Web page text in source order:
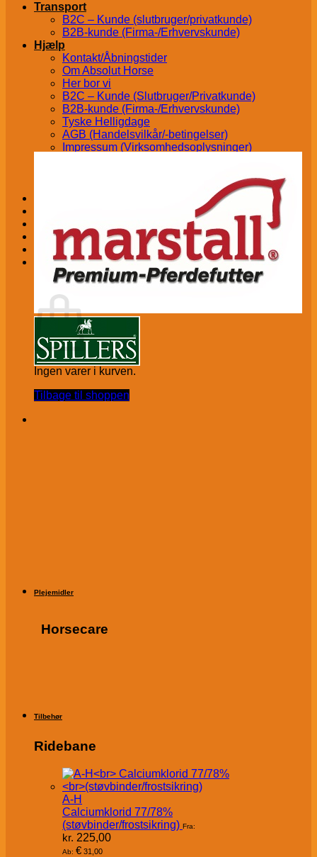
Transport
B2C – Kunde (slutbruger/privatkunde)
B2B-kunde (Firma-/Erhvervskunde)
Hjælp
Kontakt/Åbningstider
Om Absolut Horse
Her bor vi
B2C – Kunde (Slutbruger/Privatkunde)
B2B-kunde (Firma-/Erhvervskunde)
Tyske Helligdage
AGB (Handelsvilkår/-betingelser)
Impressum (Virksomhedsoplysninger)
0,00
0,00)
Kurv
Ingen varer i kurven.
Tilbage til shoppen
Plejemidler
Horsecare
Tilbehør
Ridebane
A-H
Calciumklorid 77/78%
(støvbinder/frostsikring) Fra:
kr. 225,00
Ab: € 31,00